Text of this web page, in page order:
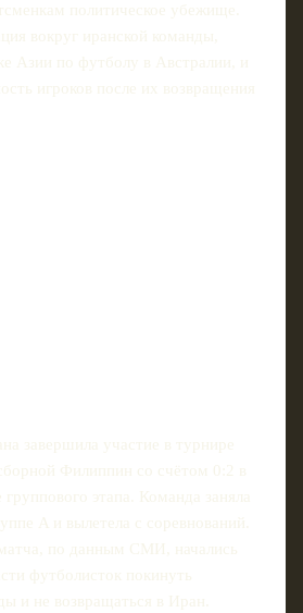
политическое убежище.
вокруг иранской команды,
Азии по футболу в Австралии, и
игроков после их возвращения
завершила участие в турнире
Филиппин со счётом 0:2 в
этапа. Команда заняла
A и вылетела с соревнований.
по данным СМИ, начались
футболисток покинуть
и не возвращаться в Иран.